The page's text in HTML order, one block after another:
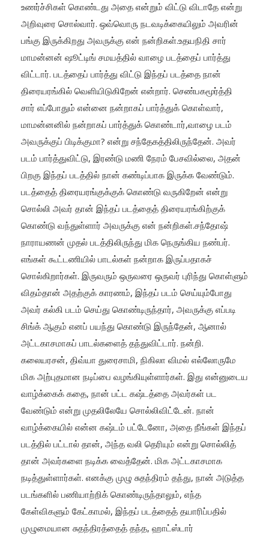
உணர்ச்சிகள் கொண்டது அதை என்றும் விட்டு விடாதே என்று
அறிவுரை சொல்வார். ஒவ்வொரு நடவடிக்கையிலும் அவரின்
பங்கு இருக்கிறது அவருக்கு என் நன்றிகள்.உதயநிதி சார்
மாமன்னன் ஷூட்டிங் சமயத்தில் வாழை படத்தைப் பார்த்து
விட்டார். படத்தைப் பார்த்து விட்டு இந்தப் படத்தை நான்
திரையரங்கில் வெளியிடுகிறேன் என்றார். செண்பகமூர்த்தி
சார் எப்போதும் என்னை நன்றாகப் பார்த்துக் கொள்வார்,
மாமன்னனில் நன்றாகப் பார்த்துக் கொண்டார்,வாழை படம்
அவருக்குப் பிடிக்குமா? என்று சந்தேகத்திலிருந்தேன். அவர்
படம் பார்த்துவிட்டு, இரண்டு மணி நேரம் பேசவில்லை, அதன்
பிறகு இந்தப் படத்தில் நான் கண்டிப்பாக இருக்க வேண்டும்.
படத்தைத் திரையரங்குக்குக் கொண்டு வருகிறேன் என்று
சொல்லி அவர் தான் இந்தப் படத்தைத் திரையரங்கிற்குக்
கொண்டு வந்துள்ளார் அவருக்கு என் நன்றிகள்.சந்தோஷ்
நாராயணன் முதல் படத்திலிருந்து மிக நெருங்கிய நண்பர்.
எங்கள் கூட்டணியில் பாடல்கள் நன்றாக இருப்பதாகச்
சொல்கிறார்கள். இருவரும் ஒருவரை ஒருவர் புரிந்து கொள்ளும்
விதம்தான் அதற்குக் காரணம், இந்தப் படம் செய்யும்போது
அவர் கல்கி படம் செய்து கொண்டிருந்தார், அவருக்கு எப்படி
சிங்க் ஆகும் எனப் பயந்து கொண்டு இருந்தேன், ஆனால்
அட்டகாசமாகப் பாடல்களைத் தந்துவிட்டார். நன்றி.
கலையரசன், திவ்யா துரைசாமி, நிகிலா விமல் எல்லோருமே
மிக அற்புதமான நடிப்பை வழங்கியுள்ளார்கள். இது என்னுடைய
வாழ்க்கைக் கதை, நான் பட்ட கஷ்டத்தை அவர்கள் பட
வேண்டும் என்று முதலிலேயே சொல்லிவிட்டேன். நான்
வாழ்க்கையில் என்ன கஷ்டம் பட்டேனோ, அதை நீங்கள் இந்தப்
படத்தில் பட்டால் தான், அந்த வலி தெரியும் என்று சொல்லித்
தான் அவர்களை நடிக்க வைத்தேன். மிக அட்டகாசமாக
நடித்துள்ளார்கள். எனக்கு முழு சுதந்திரம் தந்து, நான் அடுத்த
படங்களில் பணியாற்றிக் கொண்டிருந்தாலும், எந்த
கேள்விகளும் கேட்காமல், இந்தப் படத்தைத் தயாரிப்பதில்
முழுமையான சுதந்திரத்தைத் தந்த, ஹாட்ஸ்டார்